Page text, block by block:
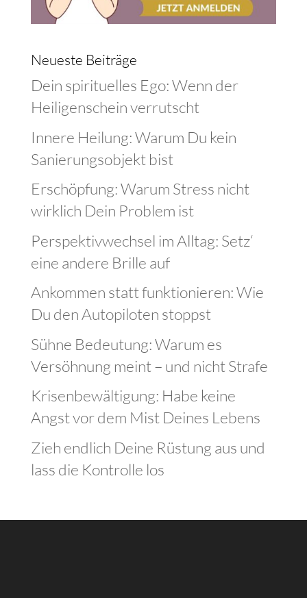
Neueste Beiträge
Dein spirituelles Ego: Wenn der
Heiligenschein verrutscht
Innere Heilung: Warum Du kein
Sanierungsobjekt bist
Erschöpfung: Warum Stress nicht
wirklich Dein Problem ist
Perspektivwechsel im Alltag: Setz‘
eine andere Brille auf
Ankommen statt funktionieren: Wie
Du den Autopiloten stoppst
Sühne Bedeutung: Warum es
Versöhnung meint – und nicht Strafe
Krisenbewältigung: Habe keine
Angst vor dem Mist Deines Lebens
Zieh endlich Deine Rüstung aus und
lass die Kontrolle los